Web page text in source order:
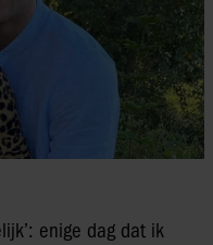
enige dag dat ik